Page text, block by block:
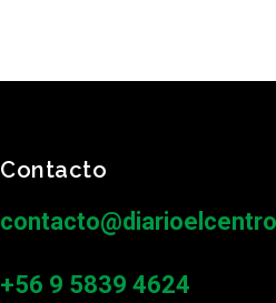
Contacto
+56 9 5839 4624